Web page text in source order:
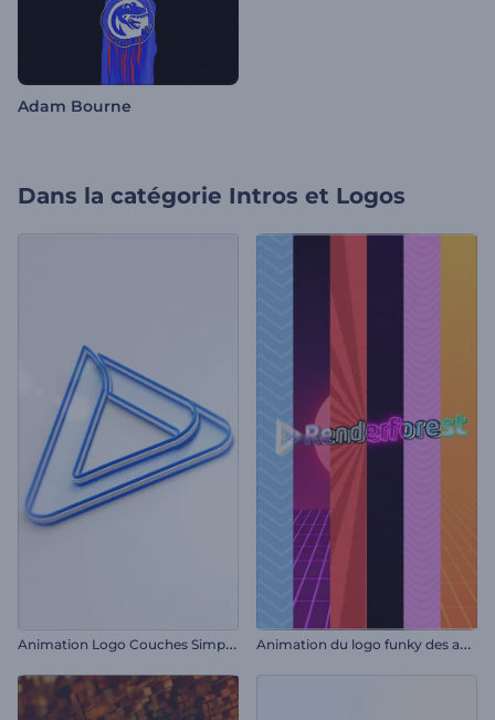
Adam Bourne
Dans la catégorie Intros et Logos
A
nimation Logo Couches Simples A
nimation du logo funky des années 80